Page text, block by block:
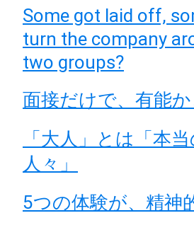
Some got laid off,
turn the company
two groups?
面接だけで、有能
「大人」とは「本
人々」
5つの体験が、精神